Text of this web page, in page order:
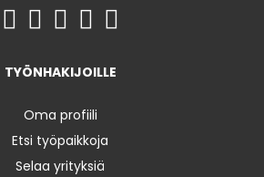
TYÖNHAKIJOILLE
Oma profiili
Etsi työpaikkoja
Selaa yrityksiä